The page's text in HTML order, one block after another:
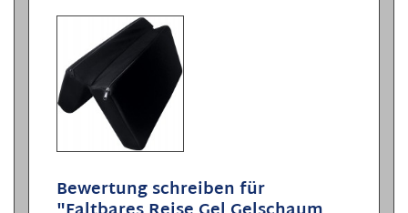
Bewertung schreiben für